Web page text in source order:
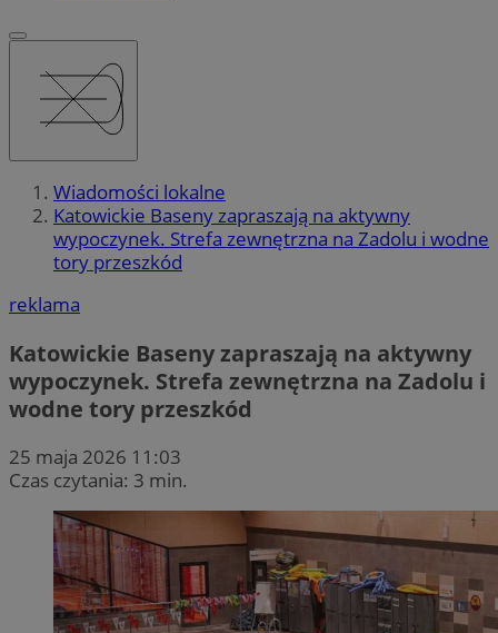
Wiadomości lokalne
Katowickie Baseny zapraszają na aktywny
wypoczynek. Strefa zewnętrzna na Zadolu i wodne
tory przeszkód
reklama
Katowickie Baseny zapraszają na aktywny
wypoczynek. Strefa zewnętrzna na Zadolu i
wodne tory przeszkód
25 maja 2026 11:03
Czas czytania: 3 min.